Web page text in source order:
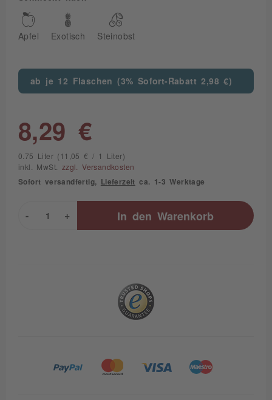
Apfel Exotisch Steinobst
ab je 12 Flaschen (3% Sofort-Rabatt 2,98 €)
8,29 €
0.75 Liter (11,05 € / 1 Liter)
inkl. MwSt. zzgl. Versandkosten
Sofort versandfertig, Lieferzeit ca. 1-3 Werktage
+
- In den Warenkorb